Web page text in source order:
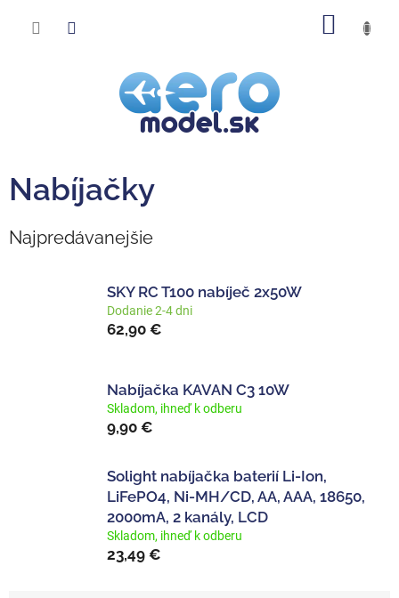
Nabíjačky
Najpredávanejšie
SKY RC T100 nabíječ 2x50W
Dodanie 2-4 dni
62,90 €
Nabíjačka KAVAN C3 10W
Skladom, ihneď k odberu
9,90 €
Solight nabíjačka baterií Li-Ion,
LiFePO4, Ni-MH/CD, AA, AAA, 18650,
2000mA, 2 kanály, LCD
Skladom, ihneď k odberu
23,49 €